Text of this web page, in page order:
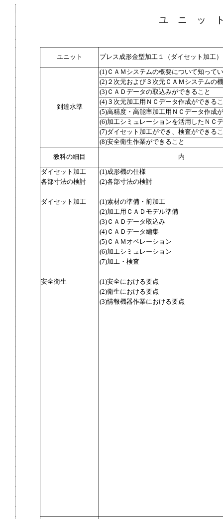
ユ ニ ッ
ユニット プレス成形金型加工１（ダイセット加工）
到達水準
(1)ＣＡＭシステムの概要について知って
(2)２次元および３次元ＣＡＭシステムの
(3)ＣＡＤデータの取込みができること
(4)３次元加工用ＮＣデータ作成ができる
(5)高精度・高能率加工用ＮＣデータ作成
(6)加工シミュレーションを活用したＮＣ
(7)ダイセット加工ができ、検査ができる
(8)安全衛生作業ができること
教科の細目 内
ダイセット加工
(1)成形機の仕様
各部寸法の検討
(2)各部寸法の検討
ダイセット加工
(1)素材の準備・前加工
(2)加工用ＣＡＤモデル準備
(3)ＣＡＤデータ取込み
(4)ＣＡＤデータ編集
(5)ＣＡＭオペレーション
(6)加工シミュレーション
(7)加工・検査
安全衛生
(1)安全における要点
(2)衛生における要点
(3)情報機器作業における要点